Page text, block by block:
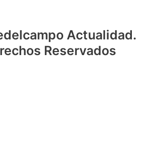
Actualidad.
Reservados